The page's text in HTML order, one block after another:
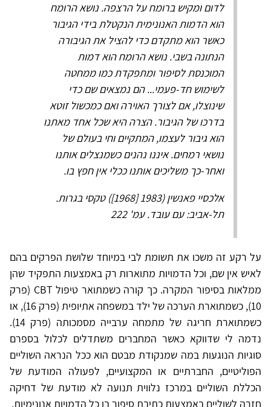
לדום ומקיש ברומח על הרצפה. נושא הרומח
הוא הדמות האנונימית הנקטלת בידי הגיבור
כאשר הוא מתקדם כדי להציל את הגיבורה
הנתונה בשבי. נושא הרומח הוא דמות
המוכנסת לסיפור ומתפקדת כמו ממחטה
לשימוש חד-פעמי... הם נמצאים שם כדי
שינוצלו, אם לצורך האוירה ואם כמכשול זוטא
בדרכו של הגיבור. הצרה היא שכל אחד מאתנו
הוא גיבור לעצמו, המתקיים וחי בעולם של
נושאי רמחים. איננו נהנים כשמנצלים אותנו
ואחר-כך משליכים אותנו ככלי אין חפץ בו.
אלכסיי פאנשין (1983 [1968]) טקסי בגרות.
תל-אביב: עם עובד. עמ' 222
על רקע זה משכו את תשומת לבי במיוחד שלושת הפרקים בהם
לאיש אין שם, וכל הדמויות מתוארות רק באמצעות התפקיד שהן
ממלאות בסיפור המקרה. כך קורה כשמתואר טיפול CBT (פרק
10), כשמתוארת הערכה של ילד במשפחה אתיופית (פרק 16), או
כשמתוארת חריגה של מתמחה ערבייה מסמכותה (פרק 14).
נדמה לי שדווקא כאשר המחברים משתדלים לכלול בספרם
סוגיות הנוגעות במה שמנקודת מבטם הוא ככל הנראה השוליים
הפוליטיים, החברתיים או המקצועיים, לפעולה המודעת של
הכללת השוליים במרכז נלווית תנועה לא מודעת של דחיקה
חזרה לשוליים באמצעות כתיבת סיפור בו כל הדמויות אנונימיות.